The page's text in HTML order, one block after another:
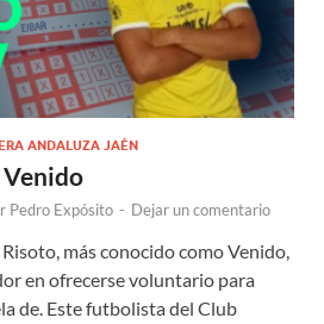
ANDALUZA JAÉN
Pedro Expósito - Dejar un comentario
más conocido como Venido,
en ofrecerse voluntario para
de. Este futbolista del Club